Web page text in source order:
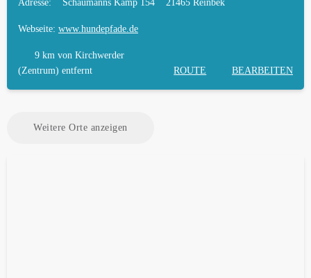
Adresse: Schaumanns Kamp 154 21465 Reinbek
Webseite: www.hundepfade.de
9 km von Kirchwerder
(Zentrum) entfernt
ROUTE BEARBEITEN
Weitere Orte anzeigen